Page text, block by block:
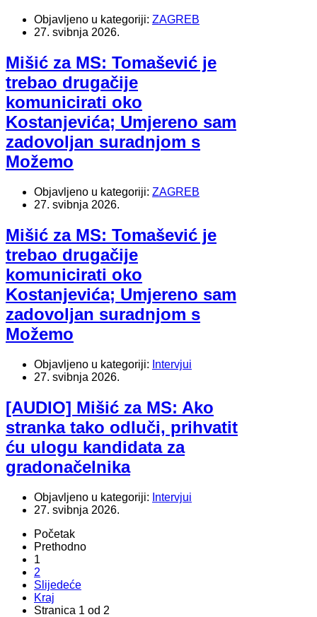
Objavljeno u kategoriji: ZAGREB
27. svibnja 2026.
Mišić za MS: Tomašević je
trebao drugačije
komunicirati oko
Kostanjevića; Umjereno sam
zadovoljan suradnjom s
Možemo
Objavljeno u kategoriji: ZAGREB
27. svibnja 2026.
Mišić za MS: Tomašević je
trebao drugačije
komunicirati oko
Kostanjevića; Umjereno sam
zadovoljan suradnjom s
Možemo
Objavljeno u kategoriji: Intervjui
27. svibnja 2026.
[AUDIO] Mišić za MS: Ako
stranka tako odluči, prihvatit
ću ulogu kandidata za
gradonačelnika
Objavljeno u kategoriji: Intervjui
27. svibnja 2026.
Početak
Prethodno
1
2
Slijedeće
Kraj
Stranica 1 od 2